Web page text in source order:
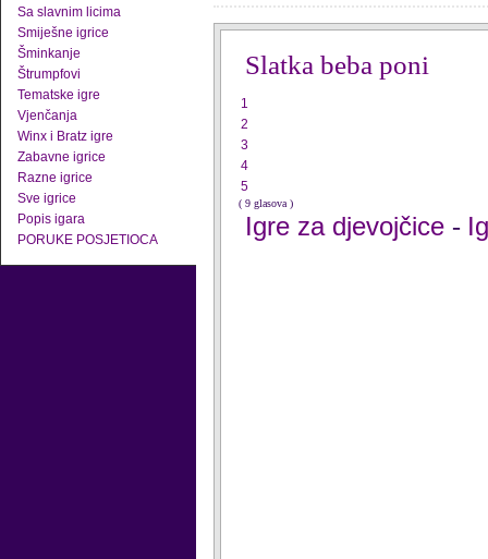
Sa slavnim licima
Smiješne igrice
Šminkanje
Štrumpfovi
Tematske igre
Vjenčanja
Winx i Bratz igre
Zabavne igrice
Razne igrice
Sve igrice
Popis igara
PORUKE POSJETIOCA
Slatka beba poni
1
2
3
4
5
( 9 glasova )
Igre za djevojčice -